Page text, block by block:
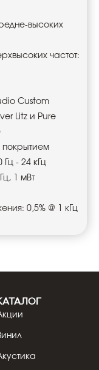
высоких
частот:
Custom
Litz и Pure
- 24 кГц
1 мВт
0,5% @ 1 кГц